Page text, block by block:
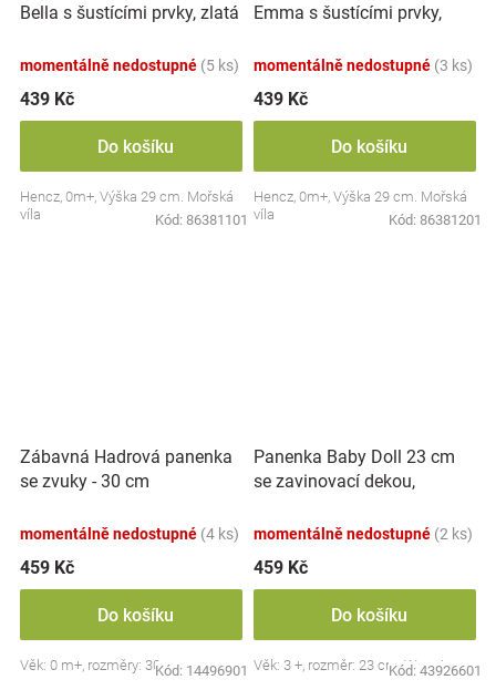
Bella s šustícími prvky, zlatá
momentálně nedostupné (5 ks)
439 Kč
Do košíku
Hencz, 0m+, Výška 29 cm. Mořská
víla
Kód: 86381101
Emma s šustícími prvky,
momentálně nedostupné (3 ks)
439 Kč
Do košíku
Hencz, 0m+, Výška 29 cm. Mořská
víla
Kód: 86381201
Zábavná Hadrová panenka
se zvuky - 30 cm
momentálně nedostupné (4 ks)
459 Kč
Do košíku
Věk: 0 m+, rozměry: 30 cm
Kód: 14496901
Panenka Baby Doll 23 cm
se zavinovací dekou,
momentálně nedostupné (2 ks)
459 Kč
Do košíku
Věk: 3 +, rozměr: 23 cm, Woopie
Kód: 43926601